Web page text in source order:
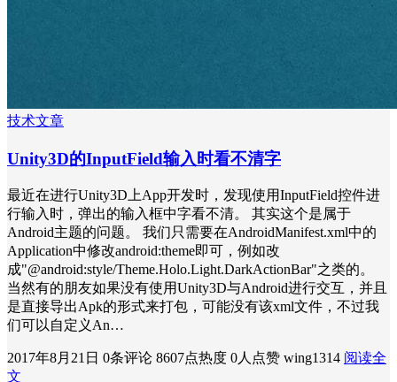
技术文章
Unity3D的InputField输入时看不清字
最近在进行Unity3D上App开发时，发现使用InputField控件进
行输入时，弹出的输入框中字看不清。 其实这个是属于
Android主题的问题。 我们只需要在AndroidManifest.xml中的
Application中修改android:theme即可，例如改
成"@android:style/Theme.Holo.Light.DarkActionBar"之类的。
当然有的朋友如果没有使用Unity3D与Android进行交互，并且
是直接导出Apk的形式来打包，可能没有该xml文件，不过我
们可以自定义An…
2017年8月21日 0条评论 8607点热度 0人点赞 wing1314 阅读全
文